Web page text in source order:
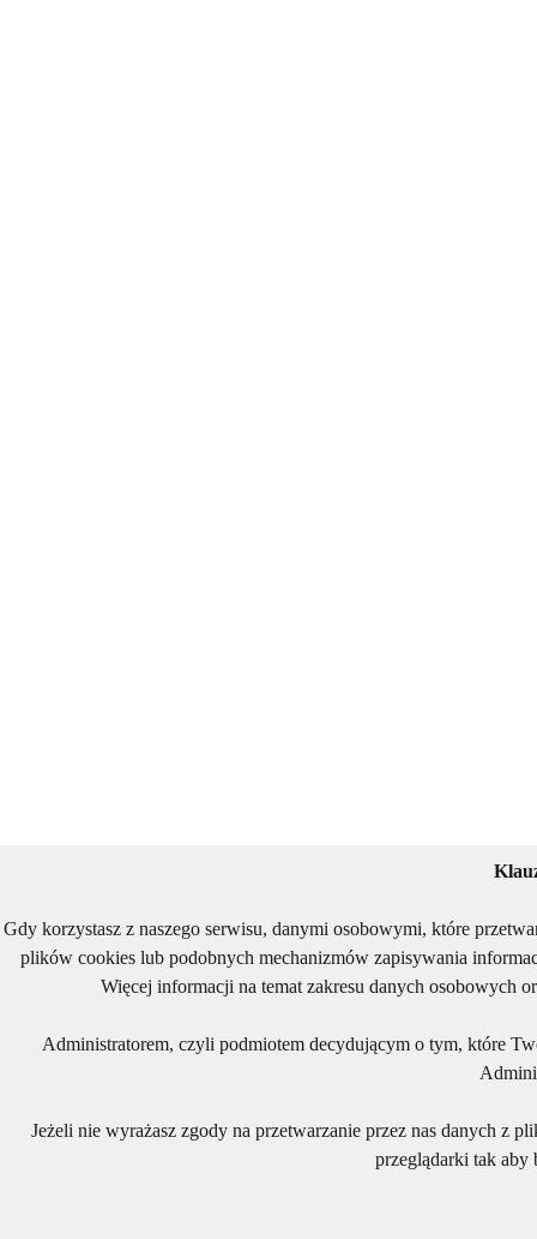
Gdy korzystasz z naszego serwisu, danymi osobowymi, które
plików cookies lub podobnych mechanizmów zapisywania
Więcej informacji na temat zakresu danych osobowych
Administratorem, czyli podmiotem decydującym o tym, które
Jeżeli nie wyrażasz zgody na przetwarzanie przez nas danych z
przeglądarki tak aby